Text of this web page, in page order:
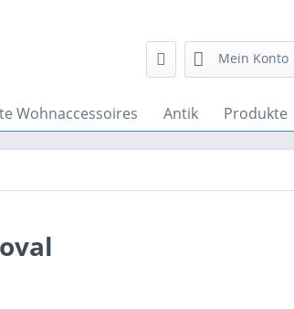
Mein Konto
Wohnaccessoires Antik Produkte